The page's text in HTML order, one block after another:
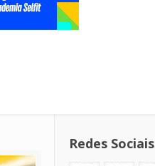
Redes Sociais